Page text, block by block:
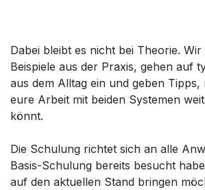
Dabei bleibt es nicht bei Theorie.
Beispiele aus der Praxis, gehen auf
aus dem Alltag ein und geben Tipps,
eure Arbeit mit beiden Systemen
könnt.
Die Schulung richtet sich an alle
Basis-Schulung bereits besucht
auf den aktuellen Stand bringen